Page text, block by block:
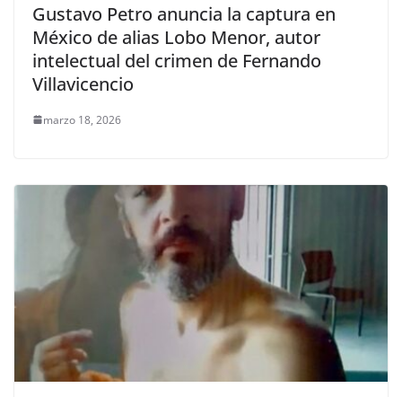
Gustavo Petro anuncia la captura en
México de alias Lobo Menor, autor
intelectual del crimen de Fernando
Villavicencio
marzo 18, 2026